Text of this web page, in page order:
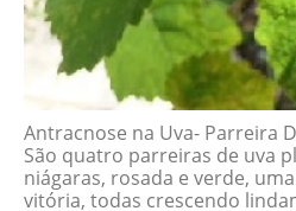
Antracnose na Uva- Parreira
São quatro parreiras de uva
niágaras, rosada e verde,
vitória, todas crescendo